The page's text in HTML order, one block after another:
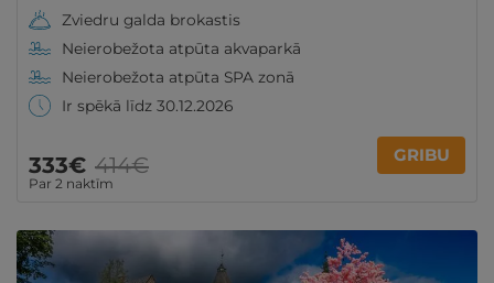
Zviedru galda brokastis
Neierobežota atpūta akvaparkā
Neierobežota atpūta SPA zonā
Ir spēkā līdz 30.12.2026
333€
Par 2 naktīm
414€ GRIBU